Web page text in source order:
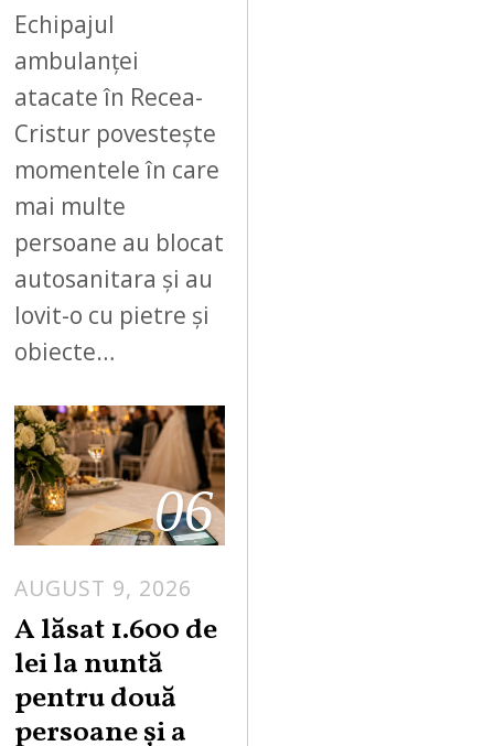
Echipajul
ambulanței
atacate în Recea-
Cristur povestește
momentele în care
mai multe
persoane au blocat
autosanitara și au
lovit-o cu pietre și
obiecte…
06
AUGUST 9, 2026
A lăsat 1.600 de
lei la nuntă
pentru două
persoane și a